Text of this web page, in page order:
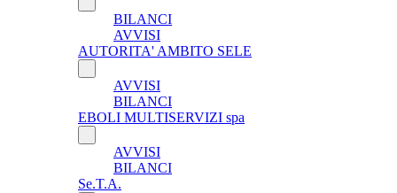
BILANCI
AVVISI
AUTORITA' AMBITO SELE
AVVISI
BILANCI
EBOLI MULTISERVIZI spa
AVVISI
BILANCI
Se.T.A.